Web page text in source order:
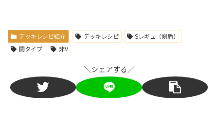
デッキレシピ紹介 デッキレシピ
Sレギュ（剣盾）
闘タイプ
非V
＼シェアする／